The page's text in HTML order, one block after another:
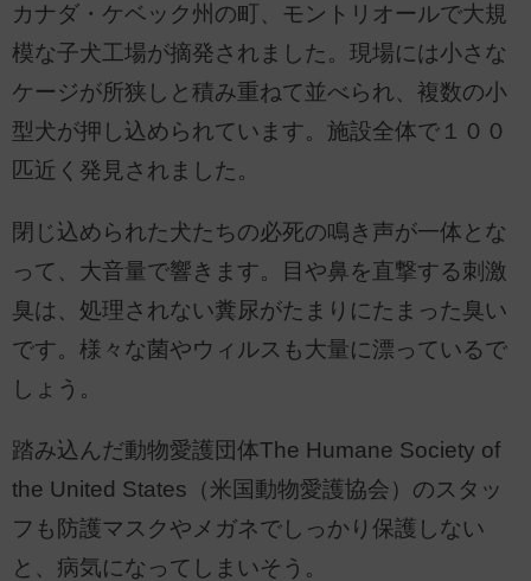
カナダ・ケベック州の町、モントリオールで大規
模な子犬工場が摘発されました。現場には小さな
ケージが所狭しと積み重ねて並べられ、複数の小
型犬が押し込められています。施設全体で１００
匹近く発見されました。
閉じ込められた犬たちの必死の鳴き声が一体とな
って、大音量で響きます。目や鼻を直撃する刺激
臭は、処理されない糞尿がたまりにたまった臭い
です。様々な菌やウィルスも大量に漂っているで
しょう。
踏み込んだ動物愛護団体The Humane Society of
the United States（米国動物愛護協会）のスタッ
フも防護マスクやメガネでしっかり保護しない
と、病気になってしまいそう。